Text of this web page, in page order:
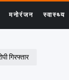
मनोरंजन स्वास्थ्य
गिरफ्तार